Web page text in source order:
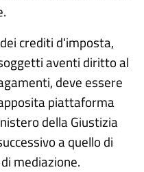
crediti d'imposta,
aventi diritto al
deve essere
piattaforma
della Giustizia
a quello di
mediazione.